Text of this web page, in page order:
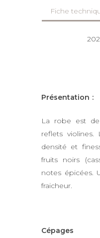
Fiche
Présentation :
La robe est
reflets violines.
densité et
fruits noirs
notes épicées.
fraicheur.
Cépages